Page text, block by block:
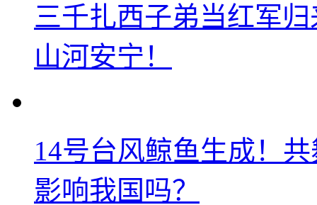
三千扎西子弟当红军
山河安宁！
14号台风鲸鱼生成！
影响我国吗？